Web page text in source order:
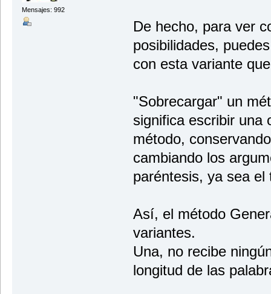
Mensajes: 992
De hecho, para ver
posibilidades,
con esta variante
"Sobrecargar" un
significa escribir una
método,
cambiando los
paréntesis, ya sea
Así, el método
variantes.
Una, no recibe
longitud de las